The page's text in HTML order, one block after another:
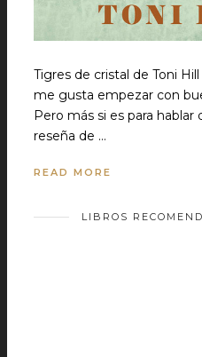
Tigres de cristal de Toni
me gusta empezar con
Pero más si es para
reseña de …
READ MORE
LIBROS